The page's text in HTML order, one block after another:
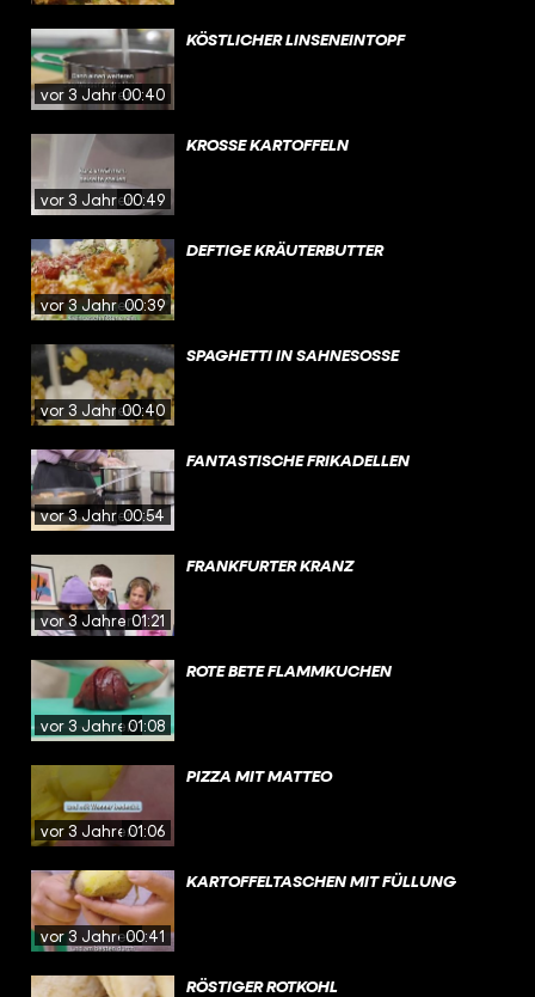
vor 3 Jahren00:40
KÖSTLICHER LINSENEINTOPF
vor 3 Jahren00:49
KROSSE KARTOFFELN
vor 3 Jahren00:39
DEFTIGE KRÄUTERBUTTER
vor 3 Jahren00:40
SPAGHETTI IN SAHNESOSSE
vor 3 Jahren00:54
FANTASTISCHE FRIKADELLEN
vor 3 Jahren01:21
FRANKFURTER KRANZ
vor 3 Jahren01:08
ROTE BETE FLAMMKUCHEN
vor 3 Jahren01:06
PIZZA MIT MATTEO
vor 3 Jahren00:41
KARTOFFELTASCHEN MIT FÜLLUNG
RÖSTIGER ROTKOHL